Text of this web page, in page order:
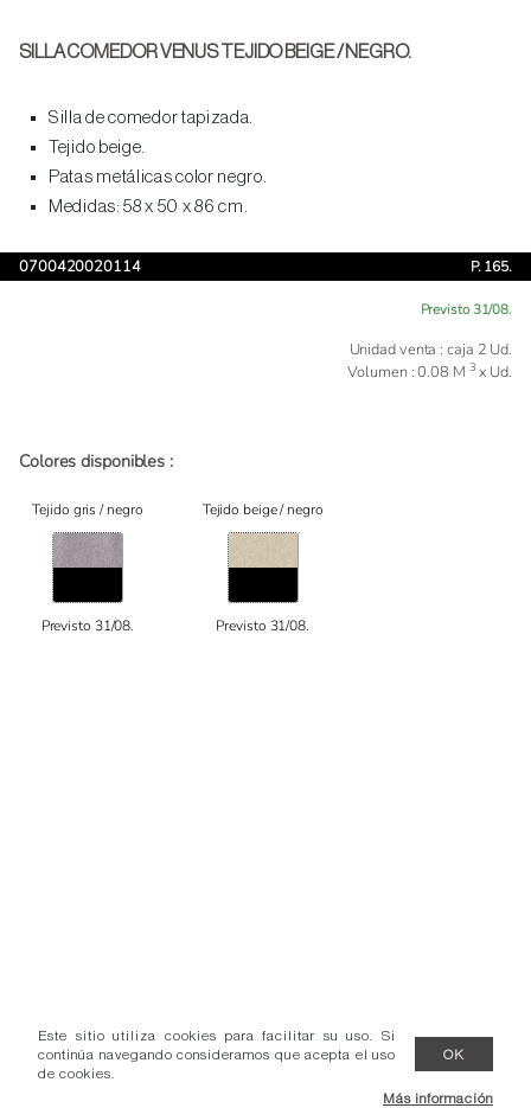
continúa navegando consideramos que acepta el uso
de cookies.
SILLA COMEDOR VENUS TEJIDO BEIGE / NEGRO.
Silla de comedor tapizada.
Tejido beige.
Patas metálicas color negro.
Medidas: 58 x 50 x 86 cm.
0700420020114 P. 165.
Previsto 31/08.
Unidad venta : caja 2 Ud.
Volumen : 0.08 M 3 x Ud.
Colores disponibles :
Tejido gris / negro
Previsto 31/08.
Tejido beige / negro
Previsto 31/08.